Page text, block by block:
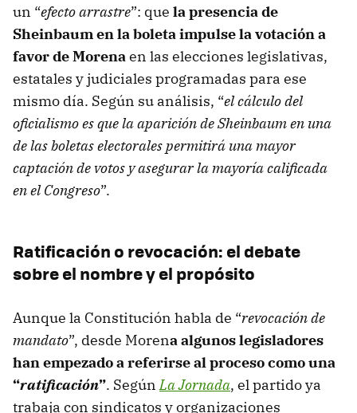
un “efecto arrastre”: que la presencia de
Sheinbaum en la boleta impulse la votación a
favor de Morenaen las elecciones legislativas,
estatales y judiciales programadas para ese
mismo día. Según su análisis, “el cálculo del
oficialismo es que la aparición de Sheinbaum en una
de las boletas electorales permitirá una mayor
captación de votos y asegurar la mayoría calificada
en el Congreso”.
Ratificación o revocación: el debate
sobre el nombre y el propósito
Aunque la Constitución habla de “revocación de
mandato”, desde Morena algunos legisladores
han empezado a referirse al proceso como una
“ratificación”. SegúnLa Jornada, el partido ya
trabaja con sindicatos y organizaciones